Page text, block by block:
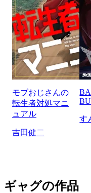
モブおじさんの
転生者対処マニ
ュアル
吉田健二
す
ギャグの作品